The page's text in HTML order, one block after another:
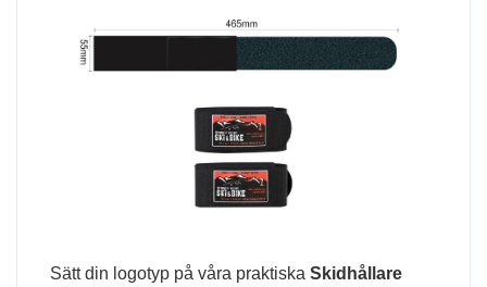
Sätt din logotyp på våra praktiska Skidhållare